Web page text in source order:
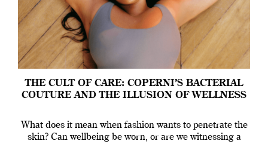
THE CULT OF CARE: COPERNI’S BACTERIAL
COUTURE AND THE ILLUSION OF WELLNESS
What does it mean when fashion wants to penetrate the
skin? Can wellbeing be worn, or are we witnessing a